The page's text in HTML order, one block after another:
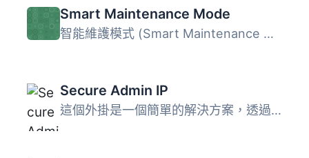
Smart Maintenance Mode
智能維護模式 (Smart Maintenance Mode) 是一款外掛，可以讓...
Secure Admin IP
這個外掛是一個簡單的解決方案，透過 IP 白名單，保護你的 Wo...